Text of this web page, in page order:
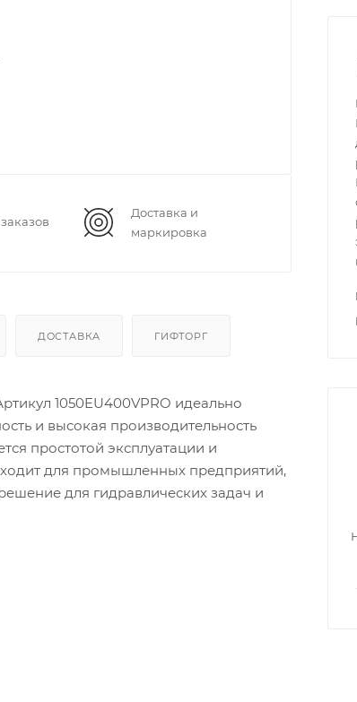
Доставка и
маркировка
ДОСТАВКА ГИФТОРГ
1050EU400VPRO идеально
и высокая производительность
простотой эксплуатации и
для промышленных предприятий,
для гидравлических задач и